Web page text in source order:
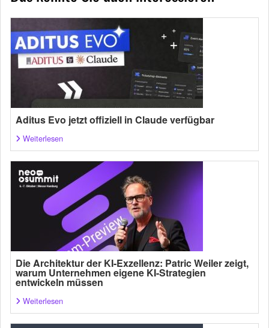
Aditus Evo jetzt offiziell in Claude verfügbar
Weiterlesen
Die Architektur der KI-Exzellenz: Patric Weiler zeigt,
warum Unternehmen eigene KI-Strategien
entwickeln müssen
Weiterlesen